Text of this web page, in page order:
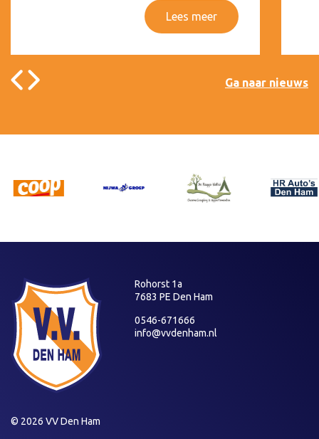
Lees meer
Ga naar nieuws
Rohorst 1a
7683 PE Den Ham
0546-671666
info@vvdenham.nl
© 2026 VV Den Ham